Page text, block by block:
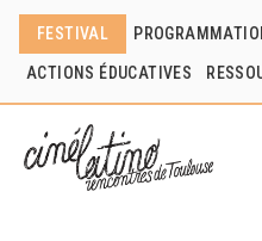
FESTIVAL
ACTIONS ÉDUCATIVES